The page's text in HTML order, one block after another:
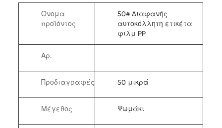
Όνομα
προϊόντος
50# Διαφανής
αυτοκόλλητη ετικέτα
φιλμ PP
Αρ.
Προδιαγραφές 50 μικρά
Μέγεθος Ψωμάκι